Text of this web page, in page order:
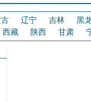
辽宁 吉林
黑
西藏 陕西 甘肃